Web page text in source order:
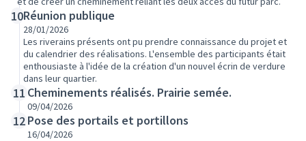
10Réunion publique
28/01/2026
Les riverains présents ont pu prendre connaissance du projet et
du calendrier des réalisations. L'ensemble des participants était
enthousiaste à l'idée de la création d'un nouvel écrin de verdure
dans leur quartier.
11 Cheminements réalisés. Prairie semée.
09/04/2026
12Pose des portails et portillons
16/04/2026